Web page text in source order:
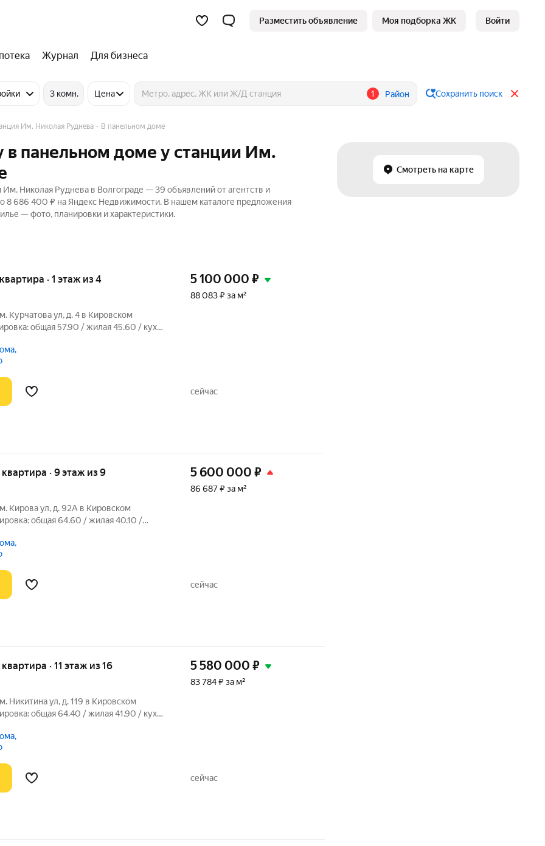
Разместить объявление Моя подборка ЖК Войти
Журнал Для бизнеса
3 комн. Цена 1 Район Сохранить поиск
Смотреть на карте
Им. Николая Руднева В панельном доме
в панельном доме у станции Им.
Николая Руднева в Волгограде — 39 объявлений от агентств и
8 686 400 ₽ на Яндекс Недвижимости. В нашем каталоге предложения
— фото, планировки и характеристики.
· 1 этаж из 4
Курчатова ул, д. 4 в Кировском
общая 57.90 / жилая 45.60 / кухня
состоянии. Двухуровневые потолки.
5 100 000 ₽
88 083 ₽ за м²
сейчас
квартира · 9 этаж из 9
Кирова ул, д. 92А в Кировском
общая 64.60 / жилая 40.10 /
квартира, с очень удобной
5 600 000 ₽
86 687 ₽ за м²
сейчас
· 11 этаж из 16
Никитина ул, д. 119 в Кировском
общая 64.40 / жилая 41.90 / кухня
11.8 + 18.2 + 11.9
5 580 000 ₽
83 784 ₽ за м²
сейчас